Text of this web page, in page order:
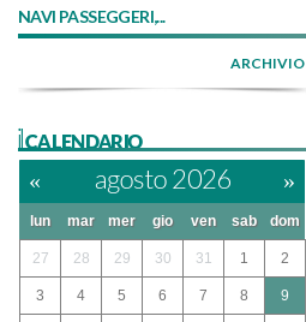
NAVI PASSEGGERI,...
ARCHIVIO
ilCALENDARIO
« agosto 2026 »
lun mar mer gio ven sab dom
27 28 29 30 31 1 2
3 4 5 6 7 8 9